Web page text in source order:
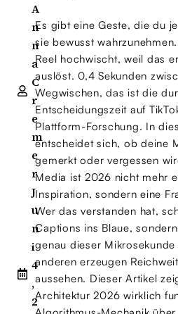
A
n
n
a
C
r
e
m
e
r
J
u
n
i
4
,
2
Es gibt eine Geste, die du
sie bewusst
Reel hochwischt, weil das
auslöst. 0,4 Sekunden
Wegwischen, das ist die
Entscheidungszeit auf
Plattform-Forschung. In
entscheidet sich, ob deine
gemerkt oder vergessen
Media ist 2026 nicht mehr
Inspiration, sondern eine
Wer das verstanden hat,
Captions ins Blaue,
genau dieser
anderen erzeugen
aussehen. Dieser Artikel
Architektur 2026 wirklich